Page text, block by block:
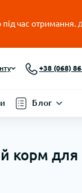
час отримання.
+38 (068)
Блог
корм для